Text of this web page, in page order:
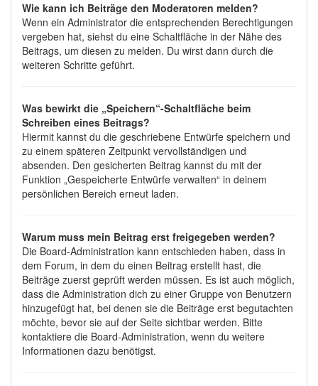
Wie kann ich Beiträge den Moderatoren melden?
Wenn ein Administrator die entsprechenden Berechtigungen
vergeben hat, siehst du eine Schaltfläche in der Nähe des
Beitrags, um diesen zu melden. Du wirst dann durch die
weiteren Schritte geführt.
Was bewirkt die „Speichern“-Schaltfläche beim
Schreiben eines Beitrags?
Hiermit kannst du die geschriebene Entwürfe speichern und
zu einem späteren Zeitpunkt vervollständigen und
absenden. Den gesicherten Beitrag kannst du mit der
Funktion „Gespeicherte Entwürfe verwalten“ in deinem
persönlichen Bereich erneut laden.
Warum muss mein Beitrag erst freigegeben werden?
Die Board-Administration kann entschieden haben, dass in
dem Forum, in dem du einen Beitrag erstellt hast, die
Beiträge zuerst geprüft werden müssen. Es ist auch möglich,
dass die Administration dich zu einer Gruppe von Benutzern
hinzugefügt hat, bei denen sie die Beiträge erst begutachten
möchte, bevor sie auf der Seite sichtbar werden. Bitte
kontaktiere die Board-Administration, wenn du weitere
Informationen dazu benötigst.